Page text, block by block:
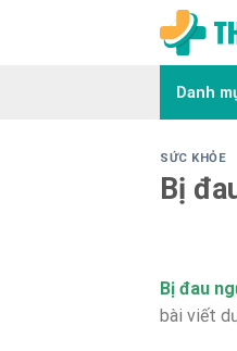
Danh
SỨC KHỎE
Bị
Bị đau
bài viết